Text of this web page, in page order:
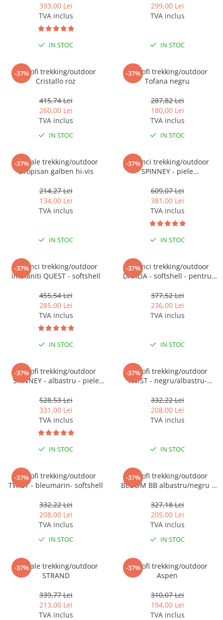
393,00 Lei
TVA inclus
IN STOC
299,00 Lei
TVA inclus
IN STOC
-37%
Pantofi trekking/outdoor
Cristallo roz
415,74 Lei
260,00 Lei
TVA inclus
IN STOC
-37%
Pantofi trekking/outdoor
Tofana negru
287,82 Lei
180,00 Lei
TVA inclus
IN STOC
-37%
Sandale trekking/outdoor
Dropisan galben hi-vis
214,27 Lei
134,00 Lei
TVA inclus
IN STOC
-37%
Bocanci trekking/outdoor
SPINNEY - piele
609,07 Lei
381,00 Lei
TVA inclus
IN STOC
-37%
Bocanci trekking/outdoor
imblaniti QUEST - softshell
455,54 Lei
285,00 Lei
TVA inclus
IN STOC
-37%
Bocanci trekking/outdoor
DAHLIA - softshell - pentru
377,52 Lei
236,00 Lei
TVA inclus
IN STOC
-37%
Pantofi trekking/outdoor
SPINNEY - albastru - piele
528,53 Lei
331,00 Lei
TVA inclus
IN STOC
-37%
Pantofi trekking/outdoor
TWIST - negru/albastru-
332,22 Lei
208,00 Lei
TVA inclus
IN STOC
-37%
Pantofi trekking/outdoor
TWIST - bleumarin- softshell
332,22 Lei
208,00 Lei
TVA inclus
IN STOC
-37%
Pantofi trekking/outdoor
BLOOM BB albastru/negru -
327,18 Lei
205,00 Lei
TVA inclus
IN STOC
-37%
Sandale trekking/outdoor
STRAND
339,77 Lei
213,00 Lei
TVA inclus
-37%
Pantofi trekking/outdoor
Aspen
310,07 Lei
194,00 Lei
TVA inclus